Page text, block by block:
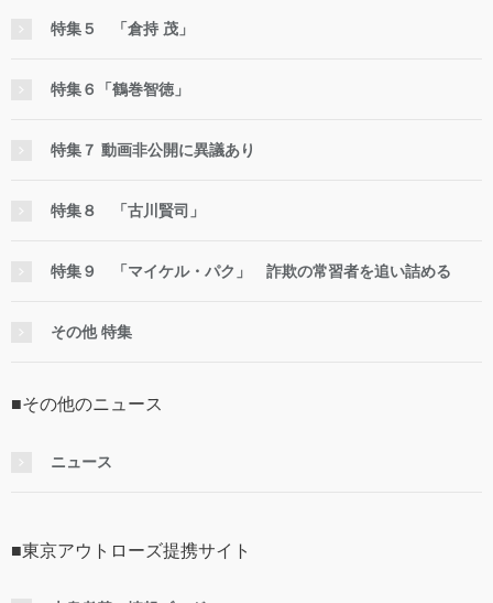
特集５ 「倉持 茂」
特集６「鶴巻智徳」
特集７ 動画非公開に異議あり
特集８ 「古川賢司」
特集９ 「マイケル・パク」 詐欺の常習者を追い詰める
その他 特集
■その他のニュース
ニュース
■東京アウトローズ提携サイト